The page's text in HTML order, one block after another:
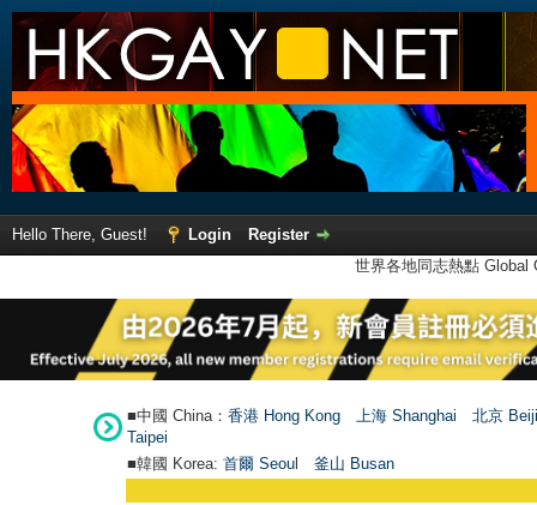
Hello There, Guest! Login
Register
世界各地同志熱點
■中國 China： 香港 Hong Kong 上海 Shanghai
北京
Taipei
■韓國 Korea: 首爾 Seoul 釜山 Busan